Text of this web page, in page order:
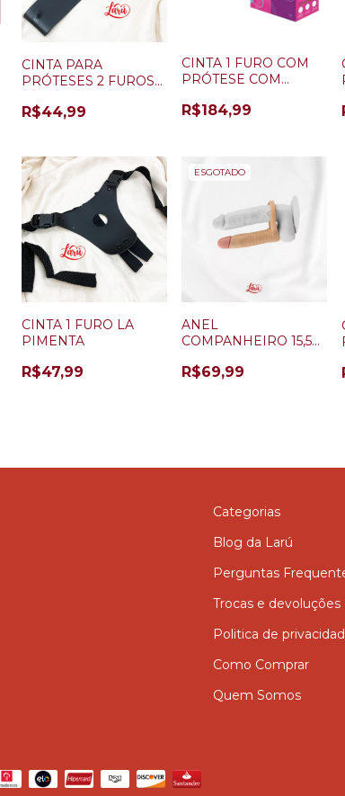
CINTA PARA
PRÓTESES 2 FUROS
PENETRAÇÃO)
R$44,99
CINTA 1 FURO COM
PRÓTESE COM
R$184,99
CINTA 1 FURO LA
PIMENTA
R$47,99
ESGOTADO
ANEL
COMPANHEIRO 15,5X
R$69,99
Categorias
Blog da Larú
Perguntas
Trocas e devoluções
Politica de
Como Comprar
Quem Somos